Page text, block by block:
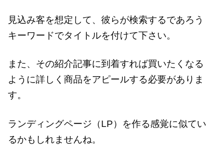
見込み客を想定して、彼らが検索するであろう
キーワードでタイトルを付けて下さい。
また、その紹介記事に到着すれば買いたくなる
ように詳しく商品をアピールする必要がありま
す。
ランディングページ（LP）を作る感覚に似てい
るかもしれませんね。